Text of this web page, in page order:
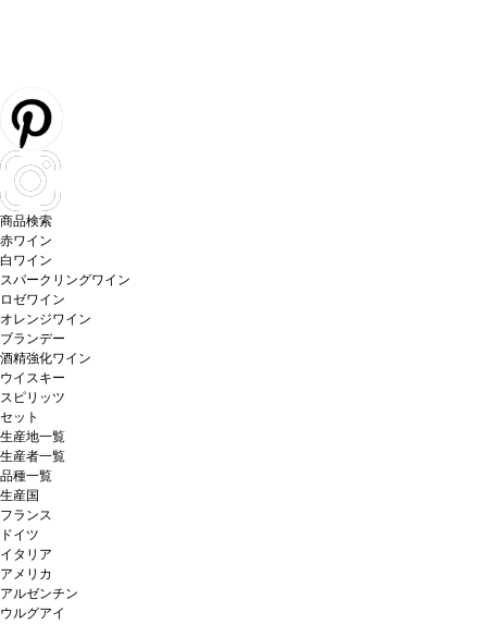
商品検索
赤ワイン
白ワイン
スパークリングワイン
ロゼワイン
オレンジワイン
ブランデー
酒精強化ワイン
ウイスキー
スピリッツ
セット
生産地一覧
生産者一覧
品種一覧
生産国
フランス
ドイツ
イタリア
アメリカ
アルゼンチン
ウルグアイ